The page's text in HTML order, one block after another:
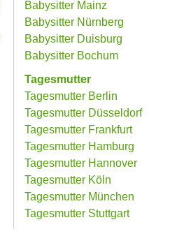
Babysitter Mainz
Babysitter Nürnberg
Babysitter Duisburg
Babysitter Bochum
Tagesmutter
Tagesmutter Berlin
Tagesmutter Düsseldorf
Tagesmutter Frankfurt
Tagesmutter Hamburg
Tagesmutter Hannover
Tagesmutter Köln
Tagesmutter München
Tagesmutter Stuttgart